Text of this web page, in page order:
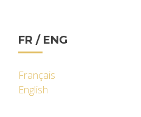
FR / ENG
Français
English